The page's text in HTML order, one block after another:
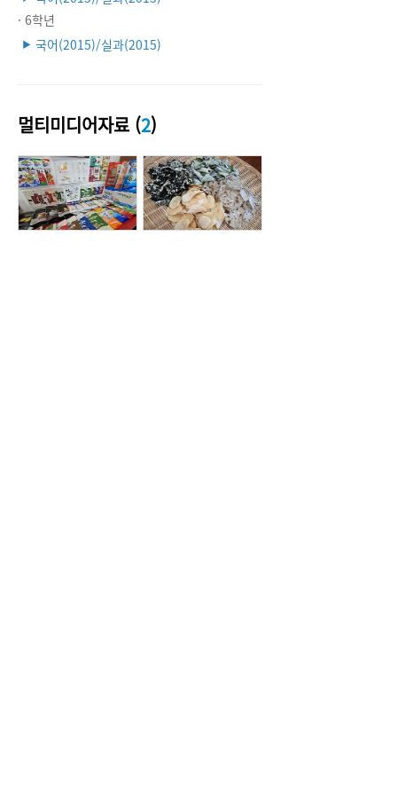
· 6학년
▶ 국어(2015)/실과(2015)
멀티미디어자료 (2)